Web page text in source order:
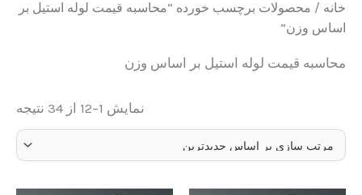
خانه / محصولات برچسب خورده “محاسبه قیمت لوله استیل بر
اساس وزن”
محاسبه قیمت لوله استیل بر اساس وزن
نمایش 1–12 از 34 نتیجه